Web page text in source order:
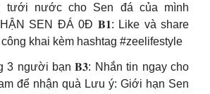
tưới nước cho Sen đá của mình
SEN ĐÁ 0Đ 𝐁𝟏: Like và share
khai kèm hashtag #zeelifestyle
3 người bạn 𝐁𝟑: Nhắn tin ngay cho
để nhận quà Lưu ý: Giới hạn Sen